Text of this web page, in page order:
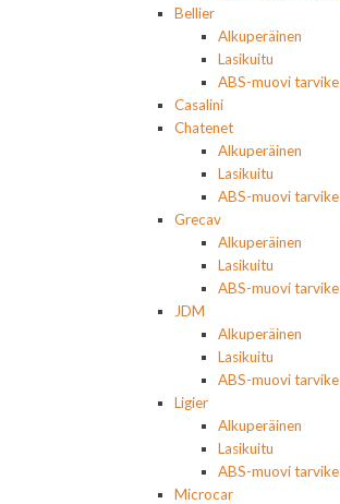
Bellier
Alkuperäinen
Lasikuitu
ABS-muovi tarvike
Casalini
Chatenet
Alkuperäinen
Lasikuitu
ABS-muovi tarvike
Grecav
Alkuperäinen
Lasikuitu
ABS-muovi tarvike
JDM
Alkuperäinen
Lasikuitu
ABS-muovi tarvike
Ligier
Alkuperäinen
Lasikuitu
ABS-muovi tarvike
Microcar